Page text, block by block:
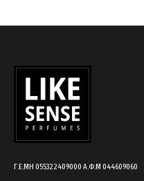
cart.
Γ.Ε.ΜΗ 055322409000 Α.Φ.Μ 044609060